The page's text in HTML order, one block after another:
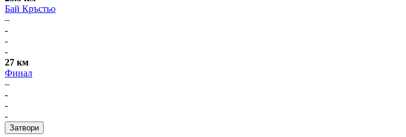
Бай Кръстьо
–
-
-
-
27 км
Финал
–
-
-
-
Затвори